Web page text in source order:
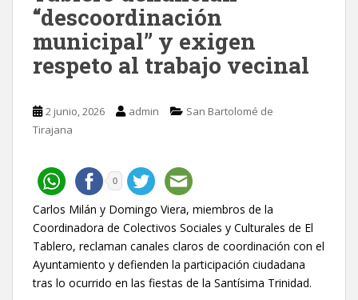
“descoordinación
municipal” y exigen
respeto al trabajo vecinal
2 junio, 2026 admin
San Bartolomé de
Tirajana
0
Carlos Milán y Domingo Viera, miembros de la
Coordinadora de Colectivos Sociales y Culturales de El
Tablero, reclaman canales claros de coordinación con el
Ayuntamiento y defienden la participación ciudadana
tras lo ocurrido en las fiestas de la Santísima Trinidad.